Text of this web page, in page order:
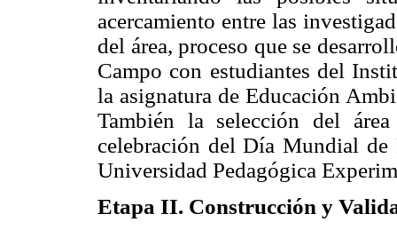
acercamiento entre las
del área, proceso que se
Campo con estudiantes del
la asignatura de Educación
También la selección del
celebración del Día Mundial
Universidad Pedagógica
Etapa II. Construcción y